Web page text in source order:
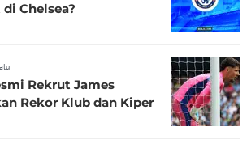
Chelsea?
Rekrut James
Rekor Klub dan Kiper